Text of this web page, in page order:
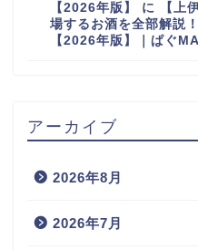
【2026年版】
に
【上
場するお酒を全部解説
【2026年版】｜ぱぐ
アーカイブ
2026年8月
2026年7月